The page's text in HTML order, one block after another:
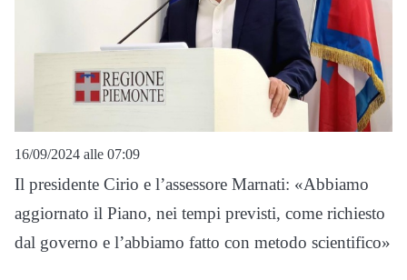
16/09/2024 alle 07:09
Il presidente Cirio e l’assessore Marnati: «Abbiamo
aggiornato il Piano, nei tempi previsti, come richiesto
dal governo e l’abbiamo fatto con metodo scientifico»